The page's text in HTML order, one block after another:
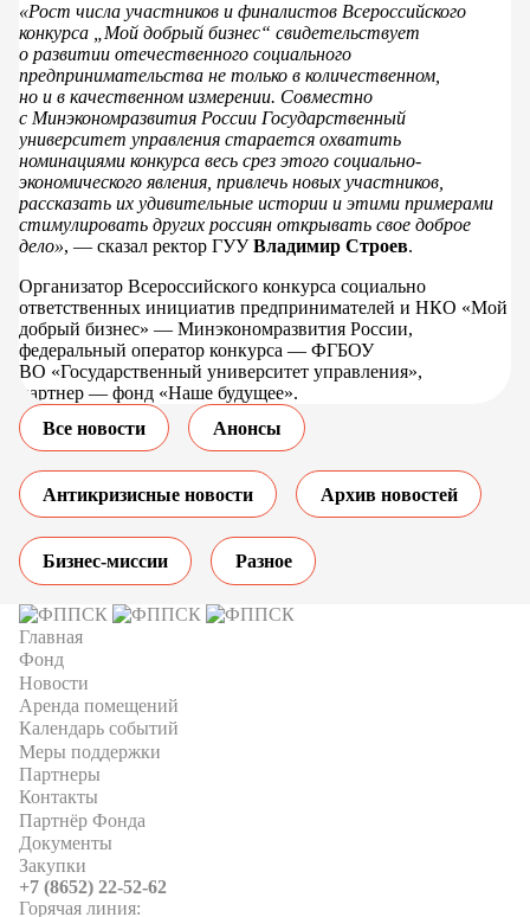
«Рост числа участников и финалистов Всероссийского
конкурса „Мой добрый бизнес“ свидетельствует
о развитии отечественного социального
предпринимательства не только в количественном,
но и в качественном измерении. Совместно
с Минэкономразвития России Государственный
университет управления старается охватить
номинациями конкурса весь срез этого социально-
экономического явления, привлечь новых участников,
рассказать их удивительные истории и этими примерами
стимулировать других россиян открывать свое доброе
дело», — сказал ректор ГУУВладимир Строев.
Организатор Всероссийского конкурса социально
ответственных инициатив предпринимателей и НКО «Мой
добрый бизнес» — Минэкономразвития России,
федеральный оператор конкурса — ФГБОУ
ВО «Государственный университет управления»,
партнер — фонд «Наше будущее».
Все новости
Анонсы
Антикризисные новости Архив новостей
Бизнес-миссии Разное
Главная
Фонд
Новости
Аренда помещений
Календарь событий
Меры поддержки
Партнеры
Контакты
Партнёр Фонда
Документы
Закупки
+7 (8652) 22-52-62
Горячая линия: